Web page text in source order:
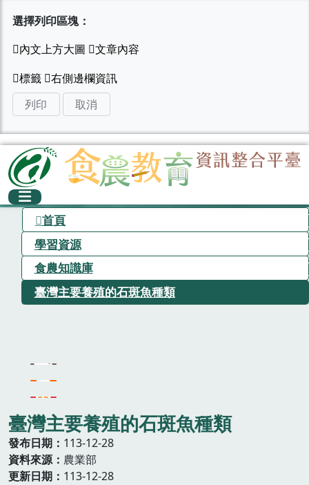
選擇列印區塊：
列印 取消
首頁
學習資源
食農知識庫
臺灣主要養殖的石斑魚種類
臺灣主要養殖的石斑魚種類
發布日期
113-12-28
資料來源
農業部
更新日期
113-12-28